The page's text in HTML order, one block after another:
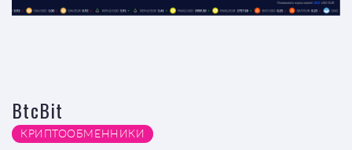
BtcBit
КРИПТООБМЕННИКИ